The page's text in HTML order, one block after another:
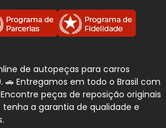
de autopeças para carros
🚗 Entregamos em todo o Brasil com
peças de reposição originais
a garantia de qualidade e